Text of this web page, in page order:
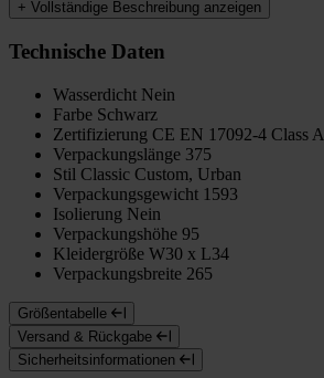
+ Vollständige Beschreibung anzeigen
Technische Daten
Wasserdicht Nein
Farbe Schwarz
Zertifizierung CE EN 17092-4 Class A
Verpackungslänge 375
Stil Classic Custom, Urban
Verpackungsgewicht 1593
Isolierung Nein
Verpackungshöhe 95
Kleidergröße W30 x L34
Verpackungsbreite 265
Größentabelle
Versand & Rückgabe
Sicherheitsinformationen